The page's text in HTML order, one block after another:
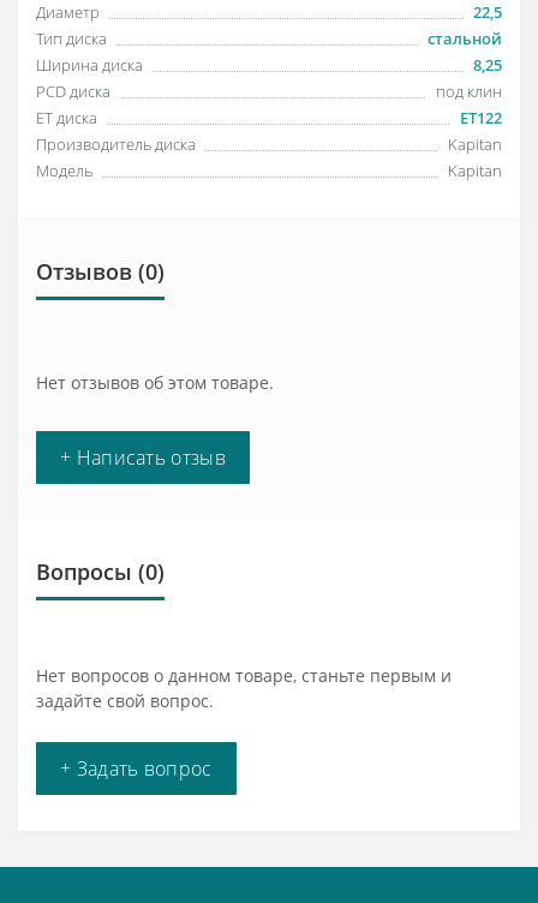
Диаметр
22,5
Тип диска
стальной
Ширина диска
8,25
PCD диска
под клин
ET диска
ET122
Производитель диска
Kapitan
Модель
Kapitan
Отзывов (0)
Нет отзывов об этом товаре.
+ Написать отзыв
Вопросы (0)
Нет вопросов о данном товаре, станьте первым и
задайте свой вопрос.
+ Задать вопрос